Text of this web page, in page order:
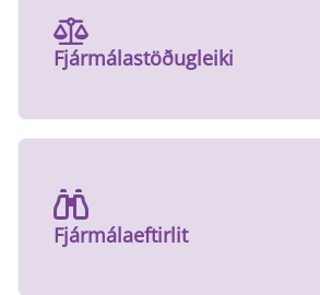
Fjármálastöðugleiki
Fjármálaeftirlit